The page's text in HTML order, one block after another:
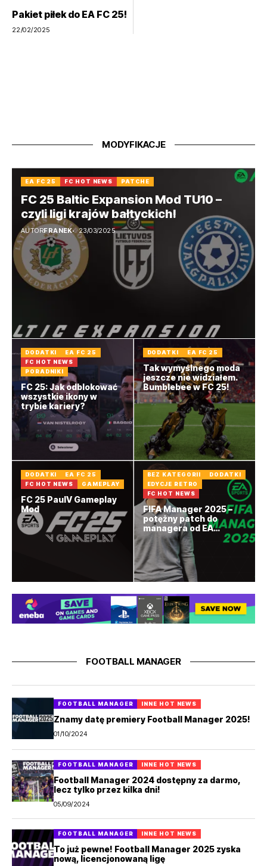
Pakiet piłek do EA FC 25!
22/02/2025
MODYFIKACJE
EA FC 25 FC HOT NEWS PATCHE
FC 25 Baltic Expansion Mod TU10 –
czyli ligi krajów bałtyckich!
AUTORFRANEK 23/03/2025
DODATKI
EA FC 25
FC HOT NEWS
PORADNIKI
FC 25: Jak odblokować
wszystkie ikony w
trybie kariery?
DODATKI EA FC 25
Tak wymyślnego moda
jeszcze nie widziałem.
Bumblebee w FC 25!
DODATKI
EA FC 25
FC HOT NEWS
GAMEPLAY
FC 25 PaulV Gameplay
Mod
BEZ KATEGORII
DODATKI
EDYCJE RETRO
FC HOT NEWS
FIFA Manager 2025 –
potężny patch do
managera od EA
kompletnie za darmo!
FOOTBALL MANAGER
FOOTBALL MANAGER INNE HOT NEWS
Znamy datę premiery Football Manager 2025!
01/10/2024
FOOTBALL MANAGER INNE HOT NEWS
Football Manager 2024 dostępny za darmo,
lecz tylko przez kilka dni!
05/09/2024
FOOTBALL MANAGER INNE HOT NEWS
To już pewne! Football Manager 2025 zyska
nową, licencjonowaną ligę